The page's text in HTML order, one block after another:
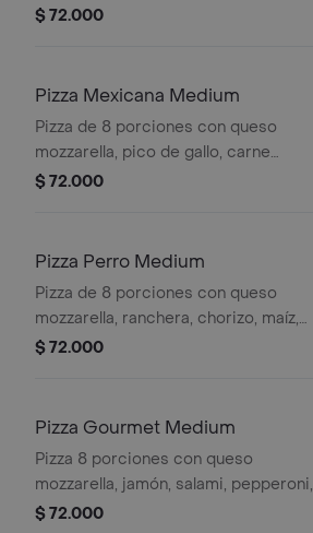
maíz, champiñón, aceitunas negras y
$ 72.000
Pizza Mexicana Medium
Pizza de 8 porciones con queso
mozzarella, pico de gallo, carne
molida, tacos de queso picante y
$ 72.000
Pizza Perro Medium
Pizza de 8 porciones con queso
mozzarella, ranchera, chorizo, maíz,
pollo, papa chongo, pimentón, cebolla
$ 72.000
Pizza Gourmet Medium
Pizza 8 porciones con queso
mozzarella, jamón, salami, pepperoni,
ranchera, chorizo, butifarra, maíz,
$ 72.000